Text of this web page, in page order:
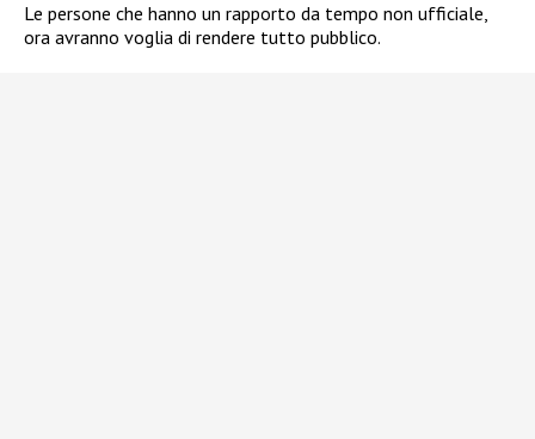
Le persone che hanno un rapporto da tempo non ufficiale,
ora avranno voglia di rendere tutto pubblico.